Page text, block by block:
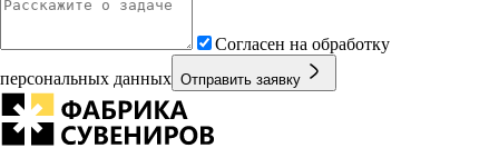
Согласен на обработку
персональных данных Отправить заявку